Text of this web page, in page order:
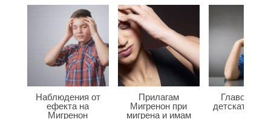
Наблюдения от
ефекта на
Мигренон
Прилагам
Мигренон при
мигрена и имам
детската